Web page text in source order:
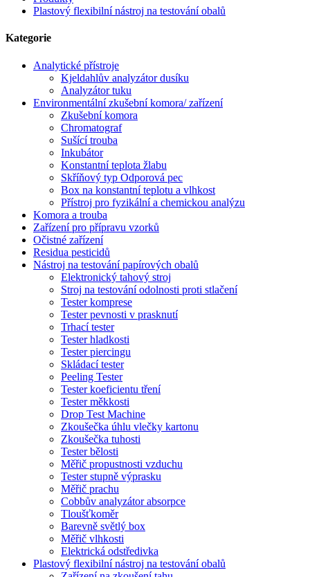
Plastový flexibilní nástroj na testování obalů
Kategorie
Analytické přístroje
Kjeldahlův analyzátor dusíku
Analyzátor tuku
Environmentální zkušební komora/ zařízení
Zkušební komora
Chromatograf
Sušící trouba
Inkubátor
Konstantní teplota žlabu
Skříňový typ Odporová pec
Box na konstantní teplotu a vlhkost
Přístroj pro fyzikální a chemickou analýzu
Komora a trouba
Zařízení pro přípravu vzorků
Očistné zařízení
Residua pesticidů
Nástroj na testování papírových obalů
Elektronický tahový stroj
Stroj na testování odolnosti proti stlačení
Tester komprese
Tester pevnosti v prasknutí
Trhací tester
Tester hladkosti
Tester piercingu
Skládací tester
Peeling Tester
Tester koeficientu tření
Tester měkkosti
Drop Test Machine
Zkoušečka úhlu vlečky kartonu
Zkoušečka tuhosti
Tester bělosti
Měřič propustnosti vzduchu
Tester stupně výprasku
Měřič prachu
Cobbův analyzátor absorpce
Tloušťkoměr
Barevně světlý box
Měřič vlhkosti
Elektrická odstředivka
Plastový flexibilní nástroj na testování obalů